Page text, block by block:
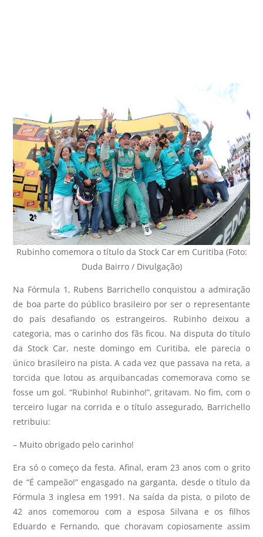
Rubinho comemora o título da Stock Car em Curitiba (Foto:
Duda Bairro / Divulgação)
Na Fórmula 1, Rubens Barrichello conquistou a admiração
de boa parte do público brasileiro por ser o representante
do país desafiando os estrangeiros. Rubinho deixou a
categoria, mas o carinho dos fãs ficou. Na disputa do título
da Stock Car, neste domingo em Curitiba, ele parecia o
único brasileiro na pista. A cada vez que passava na reta, a
torcida que lotou as arquibancadas comemorava como se
fosse um gol. “Rubinho! Rubinho!”, gritavam. No fim, com o
terceiro lugar na corrida e o título assegurado, Barrichello
retribuiu:
– Muito obrigado pelo carinho!
Era só o começo da festa. Afinal, eram 23 anos com o grito
de “É campeão!” engasgado na garganta, desde o título da
Fórmula 3 inglesa em 1991. Na saída da pista, o piloto de
42 anos comemorou com a esposa Silvana e os filhos
Eduardo e Fernando, que choravam copiosamente assim